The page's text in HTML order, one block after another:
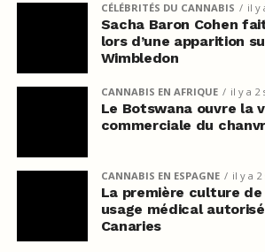
CÉLÉBRITÉS DU CANNABIS il y
Sacha Baron Cohen
lors d’une apparition
Wimbledon
CANNABIS EN AFRIQUE il y a 2
Le Botswana ouvre la
commerciale du
CANNABIS EN ESPAGNE il y a
La première culture de
usage médical
Canaries